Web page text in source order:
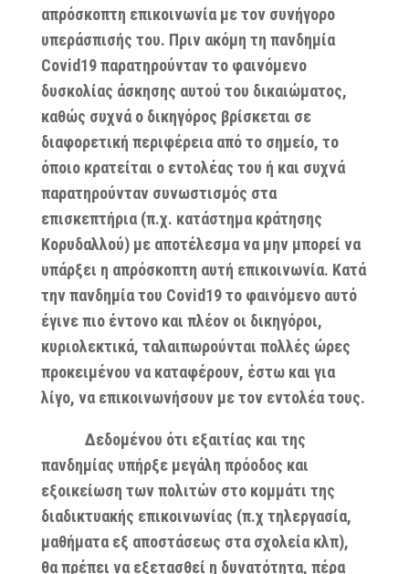
απρόσκοπτη επικοινωνία με τον συνήγορο
υπεράσπισής του. Πριν ακόμη τη πανδημία
Covid19 παρατηρούνταν το φαινόμενο
δυσκολίας άσκησης αυτού του δικαιώματος,
καθώς συχνά ο δικηγόρος βρίσκεται σε
διαφορετική περιφέρεια από το σημείο, το
όποιο κρατείται ο εντολέας του ή και συχνά
παρατηρούνταν συνωστισμός στα
επισκεπτήρια (π.χ. κατάστημα κράτησης
Κορυδαλλού) με αποτέλεσμα να μην μπορεί να
υπάρξει η απρόσκοπτη αυτή επικοινωνία. Κατά
την πανδημία του Covid19 το φαινόμενο αυτό
έγινε πιο έντονο και πλέον οι δικηγόροι,
κυριολεκτικά, ταλαιπωρούνται πολλές ώρες
προκειμένου να καταφέρουν, έστω και για
λίγο, να επικοινωνήσουν με τον εντολέα τους.
Δεδομένου ότι εξαιτίας και της
πανδημίας υπήρξε μεγάλη πρόοδος και
εξοικείωση των πολιτών στο κομμάτι της
διαδικτυακής επικοινωνίας (π.χ τηλεργασία,
μαθήματα εξ αποστάσεως στα σχολεία κλπ),
θα πρέπει να εξετασθεί η δυνατότητα, πέρα